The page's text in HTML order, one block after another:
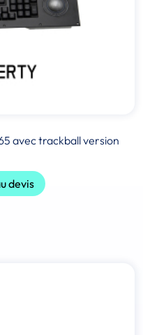
avec trackball version
devis